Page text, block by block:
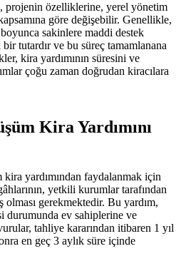
projenin özelliklerine, yerel yönetim
göre değişebilir. Genellikle,
sakinlere maddi destek
tutardır ve bu süreç tamamlanana
kira yardımının süresini ve
çoğu zaman doğrudan kiracılara
Kira Yardımını
kira yardımından faydalanmak için
yetkili kurumlar tarafından
gerekmektedir. Bu yardım,
durumunda ev sahiplerine ve
tahliye kararından itibaren 1 yıl
en geç 3 aylık süre içinde